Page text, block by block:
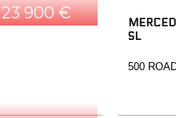
23 900 €
SL
500